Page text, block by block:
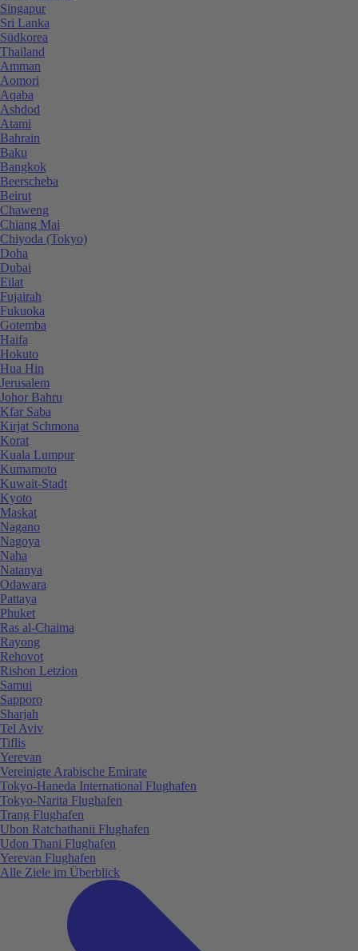
Singapur
Sri Lanka
Südkorea
Thailand
Amman
Aomori
Aqaba
Ashdod
Atami
Bahrain
Baku
Bangkok
Beerscheba
Beirut
Chaweng
Chiang Mai
Chiyoda (Tokyo)
Doha
Dubai
Eilat
Fujairah
Fukuoka
Gotemba
Haifa
Hokuto
Hua Hin
Jerusalem
Johor Bahru
Kfar Saba
Kirjat Schmona
Korat
Kuala Lumpur
Kumamoto
Kuwait-Stadt
Kyoto
Maskat
Nagano
Nagoya
Naha
Natanya
Odawara
Pattaya
Phuket
Ras al-Chaima
Rayong
Rehovot
Rishon Letzion
Samui
Sapporo
Sharjah
Tel Aviv
Tiflis
Yerevan
Vereinigte Arabische Emirate
Tokyo-Haneda International Flughafen
Tokyo-Narita Flughafen
Trang Flughafen
Ubon Ratchathanii Flughafen
Udon Thani Flughafen
Yerevan Flughafen
Alle Ziele im Überblick